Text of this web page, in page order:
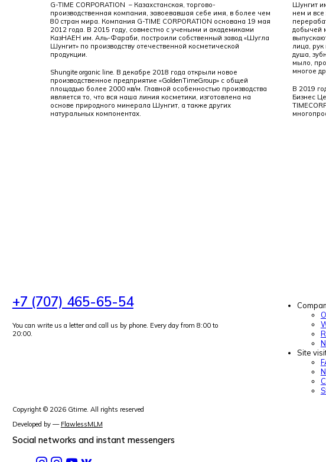
G-TIME CORPORATION – Казахстанская, торгово-
производственная компания, завоевавшая себе имя, в более чем
80 стран мира. Компания G-TIME CORPORATION основана 19 мая
2012 года. В 2015 году, совместно с учеными и академиками
КазНАЕН им. Аль-Фараби, построили собственный завод «Шугла
Шунгит» по производству отечественной косметической
продукции.
Shungite organic line. В декабре 2018 года открыли новое
производственное предприятие «GoldenTimeGroup» с общей
площадью более 2000 кв/м. Главной особенностью производства
является то, что вся наша линия косметики, изготовлена на
основе природного минерала Шунгит, а также других
натуральных компонентах.
Шунгит
нем и
добычей
лица, рук
душа,
мыло,
многое
В 2019
Бизнес
+7 (707) 465-65-54
You can write us a letter and call us by phone. Every day from 8:00 to
20:00.
Copyright © 2026 Gtime. All rights reserved
Developed by— FlawlessMLM
Site
Social networks and instant messengers